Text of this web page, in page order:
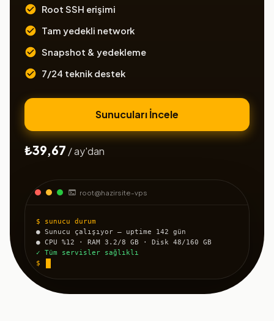
root@hazirsite-vps
$ sunucu durum
● Sunucu çalışıyor — uptime 142 gün
● CPU %12 · RAM 3.2/8 GB · Disk 48/160 GB
✓ Tüm servisler sağlıklı
$
Root SSH erişimi
Tam yedekli network
Snapshot & yedekleme
7/24 teknik destek
Sunucuları İncele
₺39,67 / ay'dan